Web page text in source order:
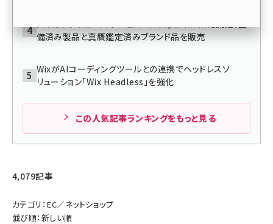
メルカリがリユースサービス「m department」開始、整
備済み製品と真贋鑑定済みブランド品を販売
WixがAIコーディングツールとの連携でヘッドレスソ
リューション「Wix Headless」を強化
この人気記事ランキングをもっと見る
4,079記事
カテゴリ：EC／ネットショップ
並び順：新しい順